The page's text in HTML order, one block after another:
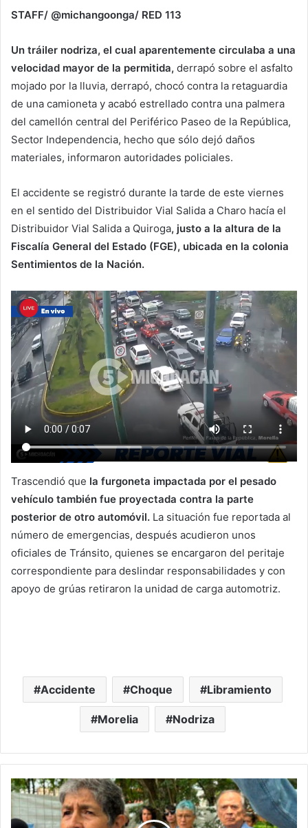
STAFF/ @michangoonga/ RED 113
Un tráiler nodriza, el cual aparentemente circulaba a una
velocidad mayor de la permitida, derrapó sobre el asfalto
mojado por la lluvia, derrapó, chocó contra la retaguardia
de una camioneta y acabó estrellado contra una palmera
del camellón central del Periférico Paseo de la República,
Sector Independencia, hecho que sólo dejó daños
materiales, informaron autoridades policiales.
El accidente se registró durante la tarde de este viernes
en el sentido del Distribuidor Vial Salida a Charo hacía el
Distribuidor Vial Salida a Quiroga, justo a la altura de la
Fiscalía General del Estado (FGE), ubicada en la colonia
Sentimientos de la Nación.
Trascendió que la furgoneta impactada por el pesado
vehículo también fue proyectada contra la parte
posterior de otro automóvil. La situación fue reportada al
número de emergencias, después acudieron unos
oficiales de Tránsito, quienes se encargaron del peritaje
correspondiente para deslindar responsabilidades y con
apoyo de grúas retiraron la unidad de carga automotriz.
Accidente Choque Libramiento
Morelia Nodriza
#Morelia
En
Redes